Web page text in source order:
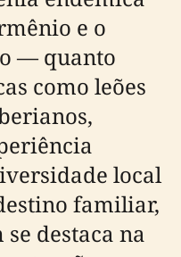
e o
— quanto
como leões
local
familiar,
destaca na